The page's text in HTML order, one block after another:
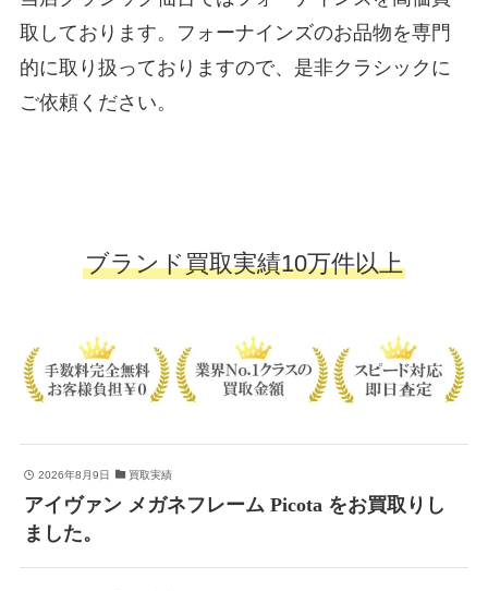
取しております。フォーナインズのお品物を専門
的に取り扱っておりますので、是非クラシックに
ご依頼ください。
ブランド買取実績10万件以上
2026年8月9日 買取実績
アイヴァン メガネフレーム Picota をお買取りし
ました。